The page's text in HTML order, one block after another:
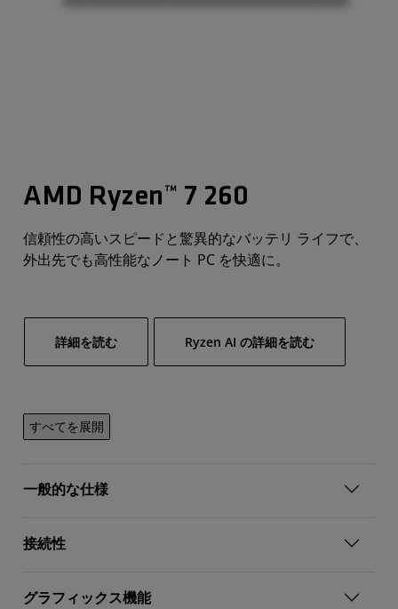
AMD Ryzen™ 7 260
信頼性の高いスピードと驚異的なバッテリ ライフで、
外出先でも高性能なノート PC を快適に。
詳細を読む Ryzen AI の詳細を読む
すべてを展開
一般的な仕様
接続性
グラフィックス機能